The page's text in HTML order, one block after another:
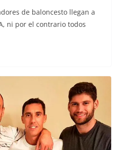
de baloncesto llegan a
ni por el contrario todos